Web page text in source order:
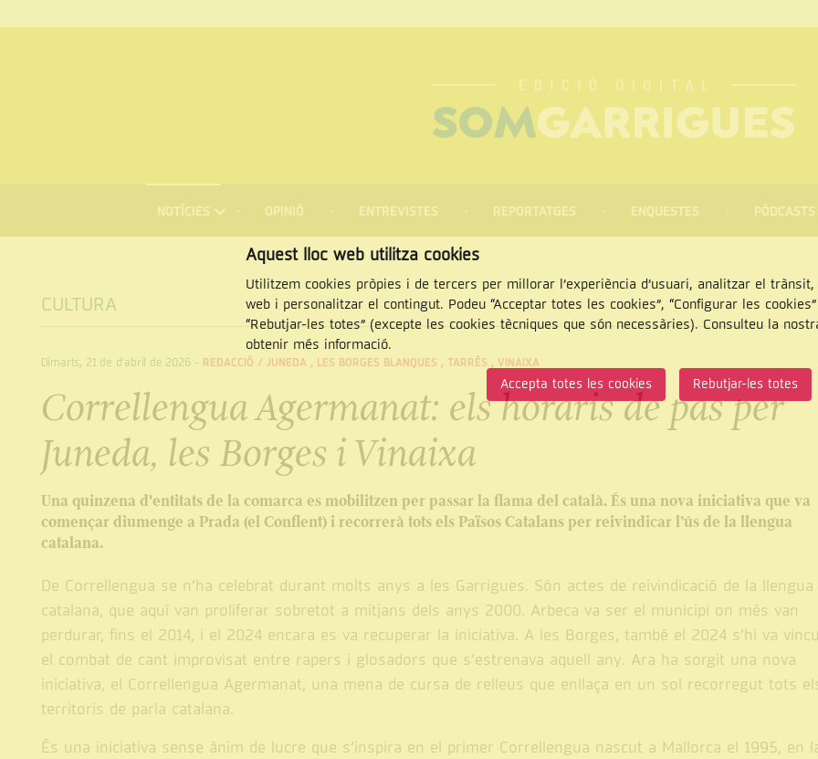
NOTÍCIES OPINIÓ ENTREVISTES REPORTATGES ENQUESTES PÒDCASTS
CULTURA
Dimarts, 21 de d’abril de 2026 - REDACCIÓ / JUNEDA, LES BORGES BLANQUES , TARRÉS , VINAIXA
Correllengua Agermanat: els horaris de pas per
Juneda, les Borges i Vinaixa
Una quinzena d'entitats de la comarca es mobilitzen per passar la flama del català. És una nova iniciativa que va
començar diumenge a Prada (el Conflent) i recorrerà tots els Països Catalans per reivindicar l’ús de la llengua
catalana.
De Correllengua se n’ha celebrat durant molts anys a les Garrigues. Són actes de reivindicació de la llengua
catalana, que aquí van proliferar sobretot a mitjans dels anys 2000. Arbeca va ser el municipi on més van
perdurar, fins el 2014, i el 2024 encara es va recuperar la iniciativa. A les Borges, també el 2024 s’hi va
el combat de cant improvisat entre rapers i glosadors que s’estrenava aquell any. Ara ha sorgit una nova
iniciativa, el Correllengua Agermanat, una mena de cursa de relleus que enllaça en un sol recorregut tots
territoris de parla catalana.
És una iniciativa sense ànim de lucre que s’inspira en el primer Correllengua nascut a Mallorca el 1995, en
Aquest lloc web utilitza cookies
Utilitzem cookies pròpies i de tercers per millorar l’experiència d’usuari, analitzar el
web i personalitzar el contingut. Podeu “Acceptar totes les cookies”, “Configurar les
“Rebutjar-les totes” (excepte les cookies tècniques que són necessàries). Consulteu la
obtenir més informació.
Accepta totes les cookies Rebutjar-les totes